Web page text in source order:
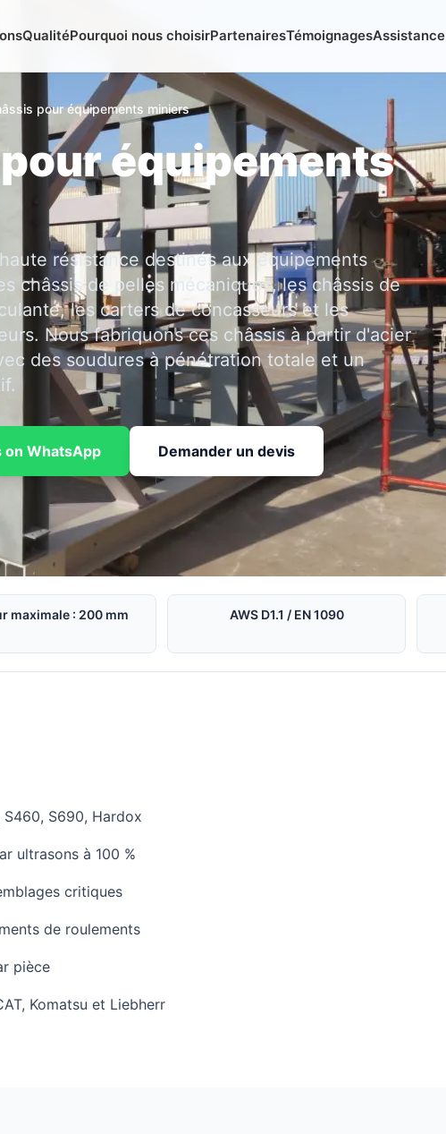
QualitéPourquoi nous choisirPartenairesTémoignagesAssistance
pour équipements miniers
équipements
résistance destinés aux équipements
châssis de pelles mécaniques, les châssis de
les carters de concasseurs et les
Nous fabriquons ces châssis à partir d'acier
des soudures à pénétration totale et un
on WhatsApp Demander un devis
maximale : 200 mm AWS D1.1 / EN 1090
S690, Hardox
ultrasons à 100 %
critiques
de roulements
pièce
Komatsu et Liebherr